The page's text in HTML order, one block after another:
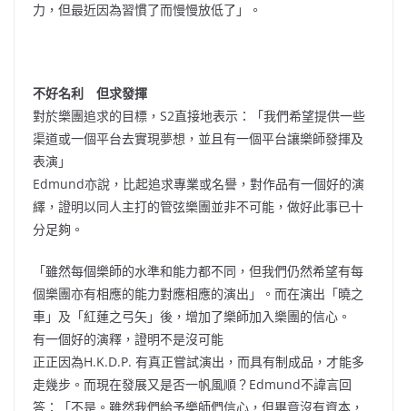
力，但最近因為習慣了而慢慢放低了」。
不好名利 但求發揮
對於樂團追求的目標，S2直接地表示：「我們希望提供一些
渠道或一個平台去實現夢想，並且有一個平台讓樂師發揮及
表演」
Edmund亦說，比起追求專業或名譽，對作品有一個好的演
繹，證明以同人主打的管弦樂團並非不可能，做好此事已十
分足夠。
「雖然每個樂師的水準和能力都不同，但我們仍然希望有每
個樂團亦有相應的能力對應相應的演出」。而在演出「曉之
車」及「紅蓮之弓矢」後，增加了樂師加入樂團的信心。
有一個好的演釋，證明不是沒可能
正正因為H.K.D.P. 有真正嘗試演出，而具有制成品，才能多
走幾步。而現在發展又是否一帆風順？Edmund不諱言回
答：「不是。雖然我們給予樂師們信心，但畢竟沒有資本，